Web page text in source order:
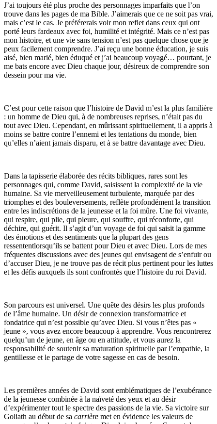
J’ai toujours été plus proche des personnages imparfaits que l’on
trouve dans les pages de ma Bible. J’aimerais que ce ne soit pas vrai,
mais c’est le cas. Je préférerais voir mon reflet dans ceux qui ont
porté leurs fardeaux avec foi, humilité et intégrité. Mais ce n’est pas
mon histoire, et une vie sans tension n’est pas quelque chose que je
peux facilement comprendre. J’ai reçu une bonne éducation, je suis
aisé, bien marié, bien éduqué et j’ai beaucoup voyagé… pourtant, je
me bats encore avec Dieu chaque jour, désireux de comprendre son
dessein pour ma vie.
C’est pour cette raison que l’histoire de David m’est la plus familière
: un homme de Dieu qui, à de nombreuses reprises, n’était pas du
tout avec Dieu. Cependant, en mûrissant spirituellement, il a appris à
moins se battre contre l’ennemi et les tentations du monde, bien
qu’elles n’aient jamais disparu, et à se battre davantage avec Dieu.
Dans la tapisserie élaborée des récits bibliques, rares sont les
personnages qui, comme David, saisissent la complexité de la vie
humaine. Sa vie merveilleusement turbulente, marquée par des
triomphes et des bouleversements, reflète profondément la transition
entre les indiscrétions de la jeunesse et la foi mûre. Une foi vivante,
qui respire, qui plie, qui pleure, qui souffre, qui réconforte, qui
déchire, qui guérit. Il s’agit d’un voyage de foi qui saisit la gamme
des émotions et des sentiments que la plupart des gens
ressententlorsqu’ils se battent pour Dieu et avec Dieu. Lors de mes
fréquentes discussions avec des jeunes qui envisagent de s’enfuir ou
d’accuser Dieu, je ne trouve pas de récit plus pertinent pour les luttes
et les défis auxquels ils sont confrontés que l’histoire du roi David.
Son parcours est universel. Une quête des désirs les plus profonds
de l’âme humaine. Un désir de connexion transformatrice et
fondatrice qui n’est possible qu’avec Dieu. Si vous n’êtes pas «
jeune », vous avez encore beaucoup à apprendre. Vous rencontrerez
quelqu’un de jeune, en âge ou en attitude, et vous aurez la
responsabilité de soutenir sa maturation spirituelle par l’empathie, la
gentillesse et le partage de votre sagesse en cas de besoin.
Les premières années de David sont emblématiques de l’exubérance
de la jeunesse combinée à la naïveté des yeux et au désir
d’expérimenter tout le spectre des passions de la vie. Sa victoire sur
Goliath au début de sa carrière met en évidence les valeurs de